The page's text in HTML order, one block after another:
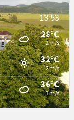
13:53
28°C
2 m/s
32°C
2 m/s
36°C
3 m/s